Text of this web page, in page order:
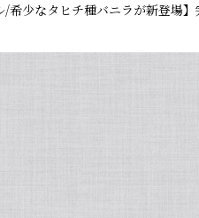
/希少なタヒチ種バニラが新登場